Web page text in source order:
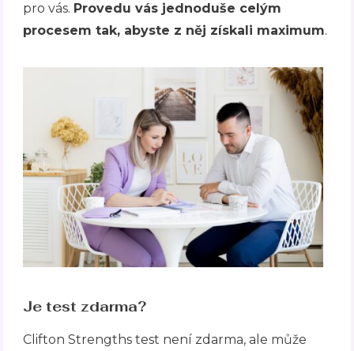
pro vás. Provedu vás jednoduše celým
procesem tak, abyste z něj získali maximum.
Je test zdarma?
Clifton Strengths test není zdarma, ale může